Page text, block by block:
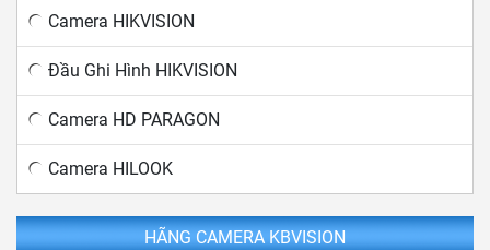
Camera HIKVISION
Đầu Ghi Hình HIKVISION
Camera HD PARAGON
Camera HILOOK
HÃNG CAMERA KBVISION